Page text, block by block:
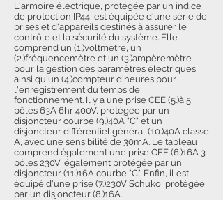
L'armoire électrique, protégée par un indice
de protection IP44, est équipée d'une série de
prises et d'appareils destinés à assurer le
contrôle et la sécurité du système. Elle
comprend un (1.)voltmètre, un
(2.)fréquencemètre et un (3.)ampèremètre
pour la gestion des paramètres électriques,
ainsi qu'un (4.)compteur d'heures pour
l'enregistrement du temps de
fonctionnement. Il y a une prise CEE (5.)à 5
pôles 63A 6hr 400V, protégée par un
disjoncteur courbe (9.)40A "C" et un
disjoncteur différentiel général (10.)40A classe
A, avec une sensibilité de 30mA. Le tableau
comprend également une prise CEE (6.)16A 3
pôles 230V, également protégée par un
disjoncteur (11.)16A courbe "C". Enfin, il est
équipé d'une prise (7.)230V Schuko, protégée
par un disjoncteur (8.)16A.